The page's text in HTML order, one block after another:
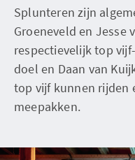
Splunteren zijn
Groeneveld en Jesse
respectievelijk top
doel en Daan van
top vijf kunnen rijden
meepakken.